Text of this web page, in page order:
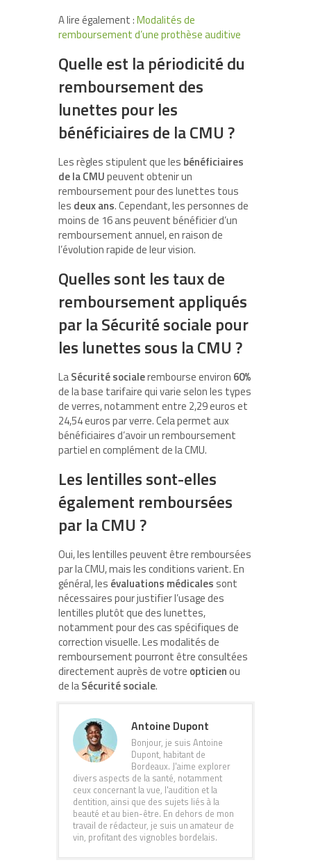
A lire également :Modalités de
remboursement d’une prothèse auditive
Quelle est la périodicité du
remboursement des
lunettes pour les
bénéficiaires de la CMU ?
Les règles stipulent que les bénéficiaires
de la CMUpeuvent obtenir un
remboursement pour des lunettes tous
les deux ans. Cependant, les personnes de
moins de 16 ans peuvent bénéficier d’un
remboursement annuel, en raison de
l’évolution rapide de leur vision.
Quelles sont les taux de
remboursement appliqués
par la Sécurité sociale pour
les lunettes sous la CMU ?
LaSécurité socialerembourse environ 60%
de la base tarifaire qui varie selon les types
de verres, notamment entre 2,29 euros et
24,54 euros par verre. Cela permet aux
bénéficiaires d’avoir un remboursement
partiel en complément de la CMU.
Les lentilles sont-elles
également remboursées
par la CMU ?
Oui, les lentilles peuvent être remboursées
par la CMU, mais les conditions varient. En
général, les évaluations médicales sont
nécessaires pour justifier l’usage des
lentilles plutôt que des lunettes,
notamment pour des cas spécifiques de
correction visuelle. Les modalités de
remboursement pourront être consultées
directement auprès de votre opticienou
de laSécurité sociale.
Antoine Dupont
Bonjour, je suis Antoine
Dupont, habitant de
Bordeaux. J'aime explorer
divers aspects de la santé, notamment
ceux concernant la vue, l'audition et la
dentition, ainsi que des sujets liés à la
beauté et au bien-être. En dehors de mon
travail de rédacteur, je suis un amateur de
vin, profitant des vignobles bordelais.